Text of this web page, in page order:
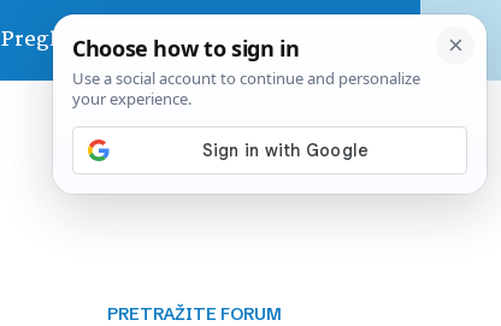
Pregled dana
PRETRAŽITE FORUM